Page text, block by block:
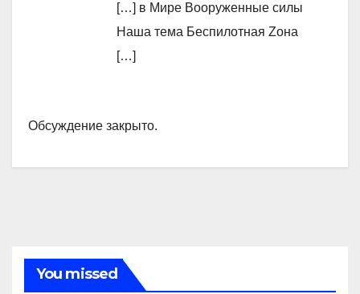
[…] в Мире Вооруженные силы
Наша тема Беспилотная Zона
[…]
Обсуждение закрыто.
You missed